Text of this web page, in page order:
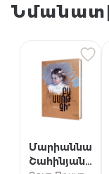
Մարիաննա
Շահինյան /